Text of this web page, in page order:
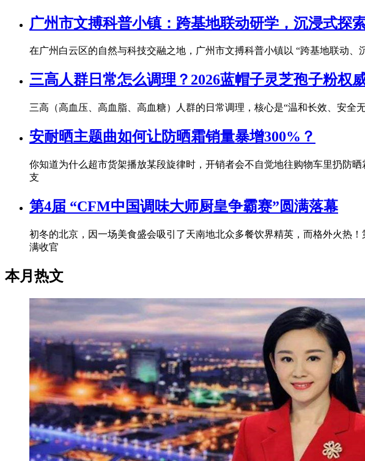
广州市文搏科普小镇：跨基地联动研学，沉浸式探
在广州白云区的自然与科技交融之地，广州市文搏科普小镇以 “跨基地联动
三高人群日常怎么调理？2026蓝帽子灵芝孢子粉权
三高（高血压、高血脂、高血糖）人群的日常调理，核心是“温和长效、安
安耐晒主题曲如何让防晒霜销量暴增300%？
你知道为什么超市货架播放某段旋律时，开销者会不自觉地往购物车里扔防
支
第4届 “CFM中国调味大师厨皇争霸赛”圆满落幕
初冬的北京，因一场美食盛会吸引了天南地北众多餐饮界精英，而格外火热
满收官
本月热文